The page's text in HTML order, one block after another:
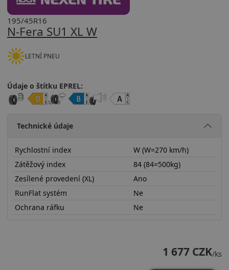
N-Fera SU1 XL W
195/45R16
LETNÍ PNEU
Údaje o štítku EPREL:
Technické údaje
Rychlostní index
W (W=270 km/h)
Zátěžový index
84 (84=500kg)
Zesílené provedení (XL)
Ano
RunFlat systém
Ne
Ochrana ráfku
Ne
1 677 CZK/ks